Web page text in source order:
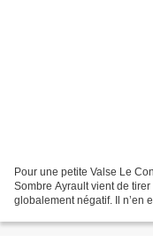
Pour une petite Valse Le
Sombre Ayrault vient de
globalement négatif. Il n’en